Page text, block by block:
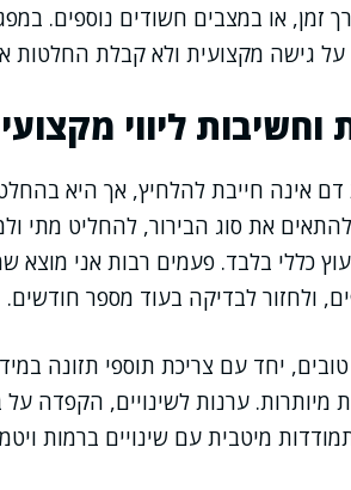
זמן, או במצבים חשודים נוספים.
גישה מקצועית ולא קבלת החלטות
ליווי מקצועי
אינה חייבת להלחיץ, אך היא
את סוג הבירור, להחליט מתי
כללי בלבד. פעמים רבות אני מוצא
ולחזור לבדיקה בעוד מספר חודשים.
טובים, יחד עם צריכת תוספי תזונה
מיותרות. ערנות לשינויים, הקפדה על